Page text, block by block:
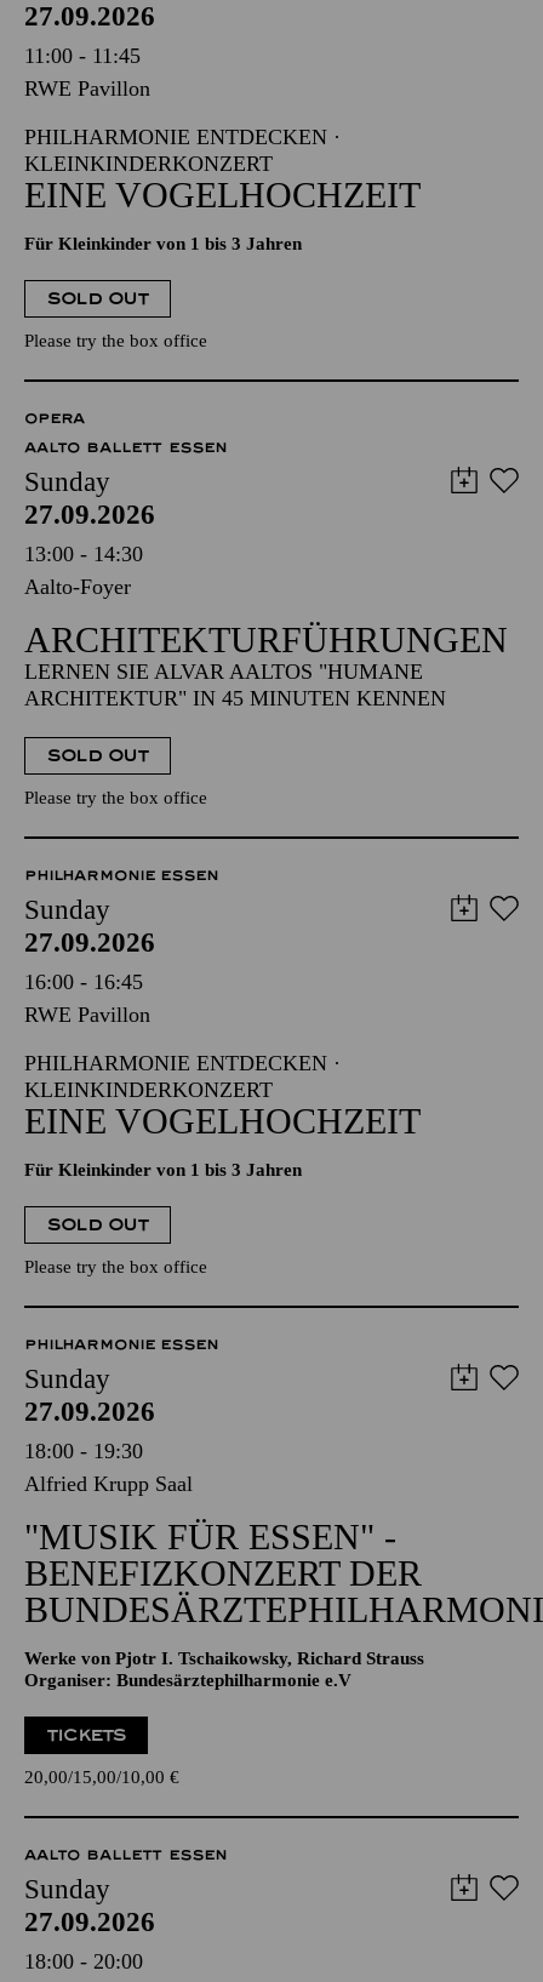
27.09.2026
11:00 - 11:45
RWE Pavillon
PHILHARMONIE ENTDECKEN ·
KLEINKINDERKONZERT
EINE VOGELHOCHZEIT
Für Kleinkinder von 1 bis 3 Jahren
SOLD OUT
Please try the box office
OPERA
AALTO BALLETT ESSEN
Sunday
27.09.2026
13:00 - 14:30
Aalto-Foyer
ARCHITEKTUR­FÜHRUNGEN
LERNEN SIE ALVAR AALTOS "HUMANE
ARCHITEKTUR" IN 45 MINUTEN KENNEN
SOLD OUT
Please try the box office
PHILHARMONIE ESSEN
Sunday
27.09.2026
16:00 - 16:45
RWE Pavillon
PHILHARMONIE ENTDECKEN ·
KLEINKINDERKONZERT
EINE VOGELHOCHZEIT
Für Kleinkinder von 1 bis 3 Jahren
SOLD OUT
Please try the box office
PHILHARMONIE ESSEN
Sunday
27.09.2026
18:00 - 19:30
Alfried Krupp Saal
"MUSIK FÜR ESSEN" -
BENEFIZKONZERT DER
Werke von Pjotr I. Tschaikowsky, Richard Strauss
Organiser: Bundesärztephilharmonie e.V
TICKETS
20,00 15,00 10,00 €
AALTO BALLETT ESSEN
Sunday
27.09.2026
18:00 - 20:00